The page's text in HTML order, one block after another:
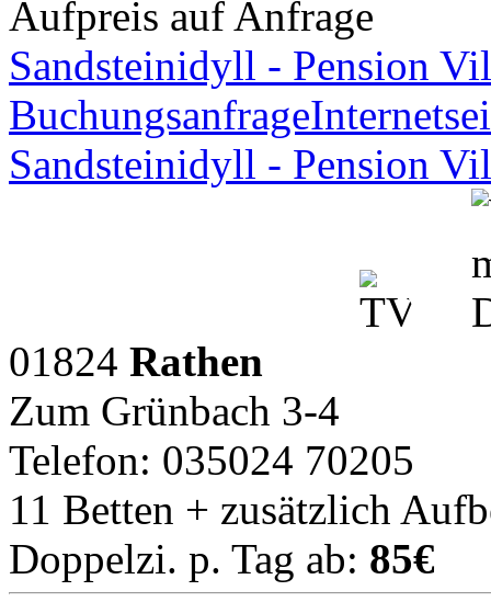
Aufpreis auf Anfrage
Sandsteinidyll - Pension
Buchungsanfrage
Sandsteinidyll - Pension
01824 Rathen
Zum Grünbach 3-4
Telefon: 035024 70205
11 Betten + zusätzlich
Doppelzi. p. Tag ab: 85€